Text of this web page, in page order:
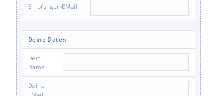
Empfänger-EMail
Deine Daten
Dein
Name:
Deine